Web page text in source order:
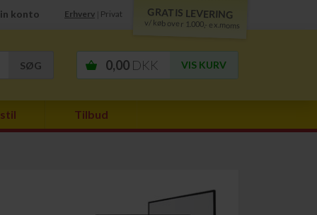
konto Erhverv Privat GRATIS LEVERING
v/ køb over 1.000,- ex.moms
VIS KURV
0,00 DKK
Tilbud